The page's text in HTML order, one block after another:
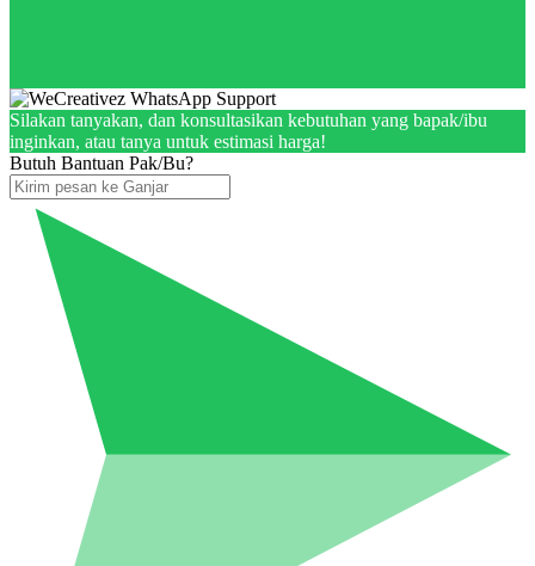
Silakan tanyakan, dan konsultasikan kebutuhan yang bapak/ibu
inginkan, atau tanya untuk estimasi harga!
Butuh Bantuan Pak/Bu?